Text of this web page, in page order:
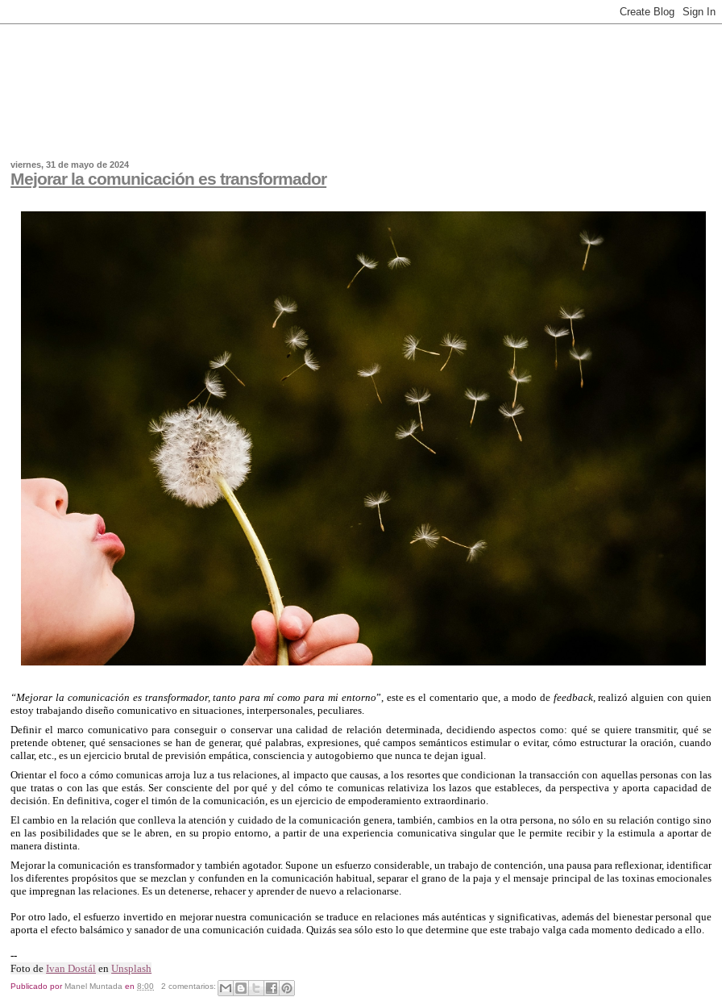
viernes, 31 de mayo de 2024
Mejorar la comunicación es transformador
“Mejorar la comunicación es transformador, tanto para mí como para mi entorno”, este es el comentario que, a modo de feedback, realizó alguien con quien
estoy trabajando diseño comunicativo en situaciones, interpersonales, peculiares.
Definir el marco comunicativo para conseguir o conservar una calidad de relación determinada, decidiendo aspectos como: qué se quiere transmitir, qué se
pretende obtener, qué sensaciones se han de generar, qué palabras, expresiones, qué campos semánticos estimular o evitar, cómo estructurar la oración, cuando
callar, etc., es un ejercicio brutal de previsión empática, consciencia y autogobierno que nunca te dejan igual.
Orientar el foco a cómo comunicas arroja luz a tus relaciones, al impacto que causas, a los resortes que condicionan la transacción con aquellas personas con las
que tratas o con las que estás. Ser consciente del por qué y del cómo te comunicas relativiza los lazos que estableces, da perspectiva y aporta capacidad de
decisión. En definitiva, coger el timón de la comunicación, es un ejercicio de empoderamiento extraordinario.
El cambio en la relación que conlleva la atención y cuidado de la comunicación genera, también, cambios en la otra persona, no sólo en su relación contigo sino
en las posibilidades que se le abren, en su propio entorno, a partir de una experiencia comunicativa singular que le permite recibir y la estimula a aportar de
manera distinta.
Mejorar la comunicación es transformador y también agotador. Supone un esfuerzo considerable, un trabajo de contención, una pausa para reflexionar, identificar
los diferentes propósitos que se mezclan y confunden en la comunicación habitual, separar el grano de la paja y el mensaje principal de las toxinas emocionales
que impregnan las relaciones. Es un detenerse, rehacer y aprender de nuevo a relacionarse.
Por otro lado, el esfuerzo invertido en mejorar nuestra comunicación se traduce en relaciones más auténticas y significativas, además del bienestar personal que
aporta el efecto balsámico y sanador de una comunicación cuidada. Quizás sea sólo esto lo que determine que este trabajo valga cada momento dedicado a ello.
--
Foto deIvan Dostál enUnsplash
Publicado por Manel Muntada en8:00
2 comentarios: